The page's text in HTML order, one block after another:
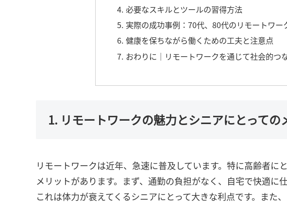
4. 必要なスキルとツールの習得方法
5. 実際の成功事例：70代、80代のリモートワー
6. 健康を保ちながら働くための工夫と注意点
7. おわりに｜リモートワークを通じて社会的つ
1. リモートワークの魅力とシニアにとっての
リモートワークは近年、急速に普及しています。特に高齢者に
メリットがあります。まず、通勤の負担がなく、自宅で快適に
これは体力が衰えてくるシニアにとって大きな利点です。また